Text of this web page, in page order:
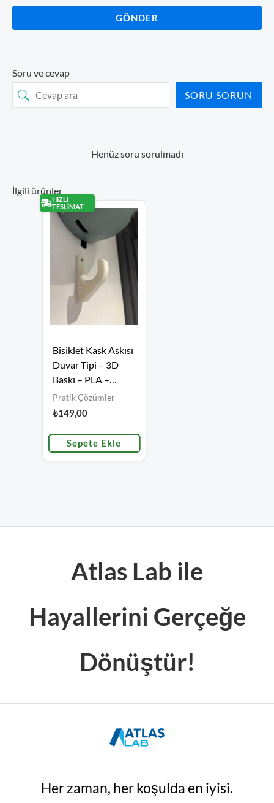
GÖNDER
Soru ve cevap
SORU SORUN
Henüz soru sorulmadı
İlgili ürünler
HIZLI
TESLİMAT
Bisiklet Kask Askısı
Duvar Tipi – 3D
Baskı – PLA –
Düzenleyici Aparat
– Duvar Askılık
Pratik Çözümler
₺149,00
Sepete Ekle
Atlas Lab ile
Hayallerini Gerçeğe
Dönüştür!
Her zaman, her koşulda en iyisi.